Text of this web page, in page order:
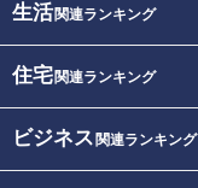
生活関連ランキング
住宅関連ランキング
ビジネス 関連ランキング